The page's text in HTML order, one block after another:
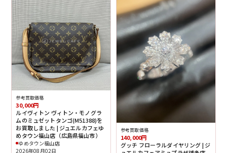
参考買取価格
30,000円
ルイヴィトン ヴィトン・モノグラ
ムのミュゼットタンゴ(M51388)を
お買取しました | ジュエルカフェゆ
めタウン福山店（広島県福山市）
ゆめタウン福山店
2026年08月02日
参考買取価格
140,000円
グッチ フローラルダイヤリング | ジ